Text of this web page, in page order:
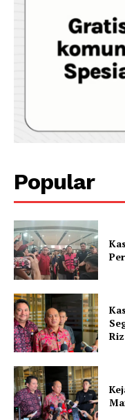
Popular